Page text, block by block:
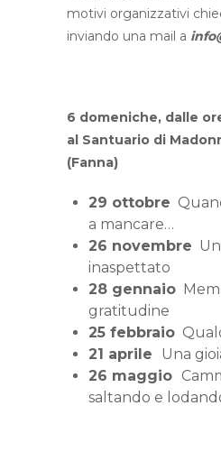
motivi organizzativi
inviando una mail a
6 domeniche, dalle
al Santuario di
(Fanna)
29 ottobre
a mancare…
26 novembre
inaspettato
28 gennaio
gratitudine
25 febbraio
21 aprile Una
26 maggio
saltando e